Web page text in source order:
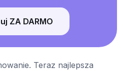
ZA DARMO
Teraz najlepsza